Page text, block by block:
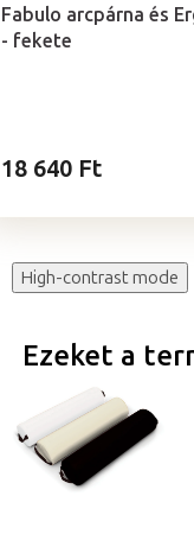
Fabulo arcpárna és
- fekete
átlagos
értékelése
18 640 Ft
High-contrast mode
Ezeket a